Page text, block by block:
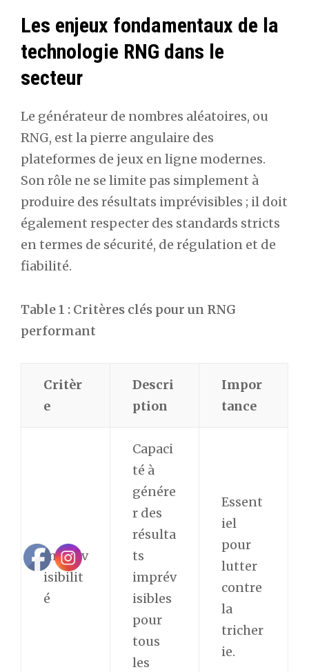
Les enjeux fondamentaux de la
technologie RNG dans le
secteur
Le générateur de nombres aléatoires, ou
RNG, est la pierre angulaire des
plateformes de jeux en ligne modernes.
Son rôle ne se limite pas simplement à
produire des résultats imprévisibles ; il doit
également respecter des standards stricts
en termes de sécurité, de régulation et de
fiabilité.
Table 1 : Critères clés pour un RNG
performant
Critèr
e
Descri
ption
Impor
tance
Imprév
isibilit
é
Capaci
té à
génére
r des
résulta
ts
imprév
isibles
pour
tous
les
Essent
iel
pour
lutter
contre
la
tricher
ie.